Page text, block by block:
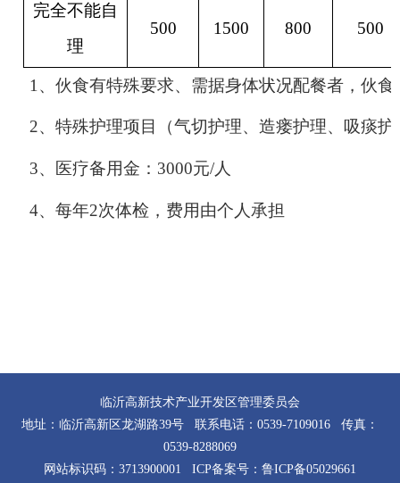
完全不能自
理
500 1500 800 500
1、伙食有特殊要求、需据身体状况配餐者，伙
2、特殊护理项目（气切护理、造瘘护理、吸痰
3、医疗备用金：3000元/人
4、每年2次体检，费用由个人承担
临沂高新技术产业开发区管理委员会
地址：临沂高新区龙湖路39号 联系电话：0539-7109016 传真：
0539-8288069
网站标识码：3713900001 ICP备案号： 鲁ICP备05029661